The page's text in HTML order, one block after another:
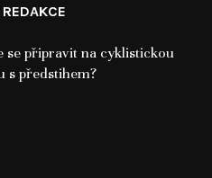
se připravit na cyklistickou
s předstihem?